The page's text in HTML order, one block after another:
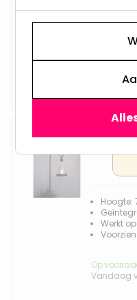
Hoogte:
Werkt
Op
Vandaag
Solar
Hoogte:
Werkt
Op
Vandaag